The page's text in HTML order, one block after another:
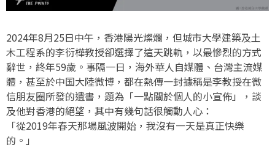
2024年8月25日中午，香港陽光燦爛，但城市大學建築及土
木工程系的李衍樺教授卻選擇了這天跳軌，以最慘烈的方式
辭世，終年59歲。事隔一日，海外華人自媒體、台灣主流媒
體，甚至於中国大陸微博，都在熱傳一封據稱是李教授在微
信朋友圈所發的遺書，題為「一點關於個人的小宣佈」，談
及他對香港的絕望，其中有幾句話很觸動人心：
「從2019年春天那場風波開始，我沒有一天是真正快樂
的。」